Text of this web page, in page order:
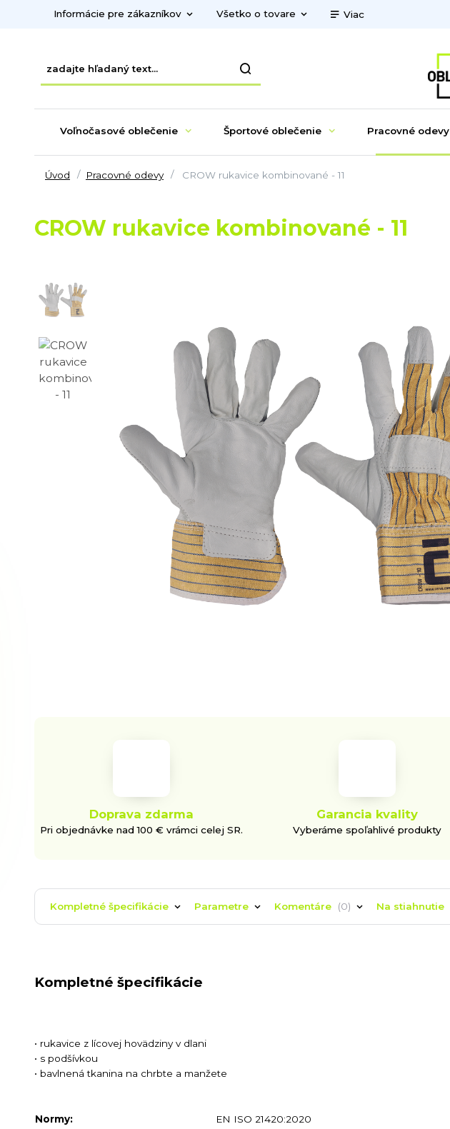
Informácie pre zákazníkov Všetko o tovare Viac
Voľnočasové oblečenie Športové oblečenie Pracovné odevy
Úvod Pracovné odevy CROW rukavice kombinované - 11
CROW rukavice kombinované - 11
Doprava zdarma
Pri objednávke nad 100 € vrámci celej SR.
Garancia kvality
Vyberáme spoľahlivé produkty
Kompletné špecifikácie Parametre Komentáre 0 Na stiahnutie
Kompletné špecifikácie
• rukavice z lícovej hovädziny v dlani
• s podšívkou
• bavlnená tkanina na chrbte a manžete
Normy:
EN ISO 21420:2020